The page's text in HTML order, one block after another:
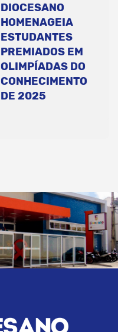
DIOCESANO
HOMENAGEIA
ESTUDANTES
PREMIADOS EM
OLIMPÍADAS DO
CONHECIMENTO
DE 2025